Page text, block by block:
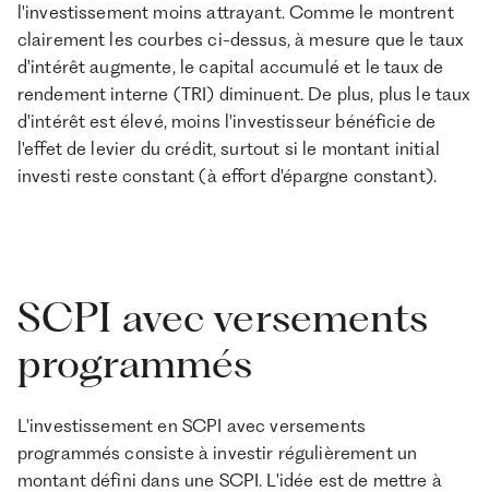
l'investissement moins attrayant. Comme le montrent
clairement les courbes ci-dessus, à mesure que le taux
d'intérêt augmente, le capital accumulé et le taux de
rendement interne (TRI) diminuent. De plus, plus le taux
d'intérêt est élevé, moins l'investisseur bénéficie de
l'effet de levier du crédit, surtout si le montant initial
investi reste constant (à effort d'épargne constant).
SCPI avec versements
programmés
L'investissement en SCPI avec versements
programmés consiste à investir régulièrement un
montant défini dans une SCPI. L'idée est de mettre à